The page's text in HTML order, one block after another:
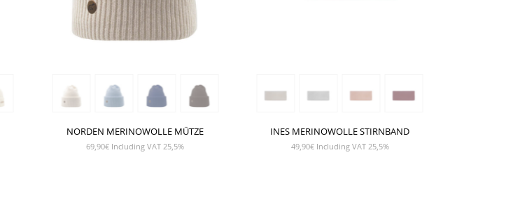
NORDEN MERINOWOLLE MÜTZE
69,90€ Including VAT 25,5%
INES MERINOWOLLE STIRNBAND
49,90€ Including VAT 25,5%